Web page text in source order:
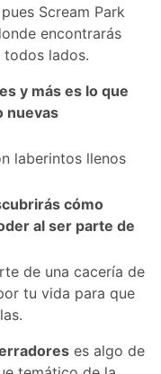
Scream Park
encontrarás
lados.
y más es lo que
nuevas
laberintos llenos
cómo
al ser parte de
de una cacería de
tu vida para que
es algo de